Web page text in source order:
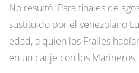
No resultó. Para finales de
sustituido por el venezolano
edad, a quien los Frailes
en un canje con los Marineros.